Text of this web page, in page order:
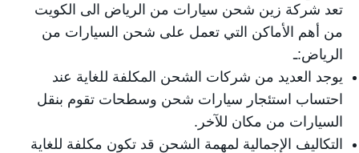
تعد شركة زين شحن سيارات من الرياض الى الكويت
من أهم الأماكن التي تعمل على شحن السيارات من
الرياض:ـ
يوجد العديد من شركات الشحن المكلفة للغاية عند
احتساب استئجار سيارات شحن وسطحات تقوم بنقل
السيارات من مكان للآخر.
التكاليف الإجمالية لمهمة الشحن قد تكون مكلفة للغاية